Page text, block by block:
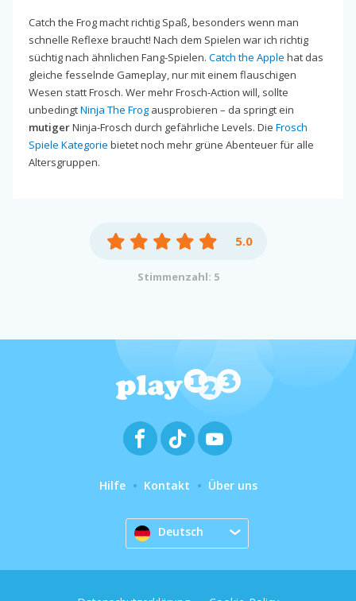
Catch the Frog macht richtig Spaß, besonders wenn man
schnelle Reflexe braucht! Nach dem Spielen war ich richtig
süchtig nach ähnlichen Fang-Spielen. Catch the Apple hat das
gleiche fesselnde Gameplay, nur mit einem flauschigen
Wesen statt Frosch. Wer mehr Frosch-Action will, sollte
unbedingtNinja The Frog ausprobieren – da springt ein
mutigerNinja-Frosch durch gefährliche Levels. Die Frosch
Spiele Kategorie bietet noch mehr grüne Abenteuer für alle
Altersgruppen.
5.0
Stimmenzahl: 5
Hilfe Kontakt Über uns
Deutsch